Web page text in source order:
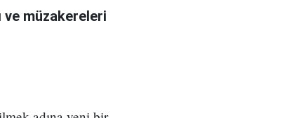
ve müzakereleri